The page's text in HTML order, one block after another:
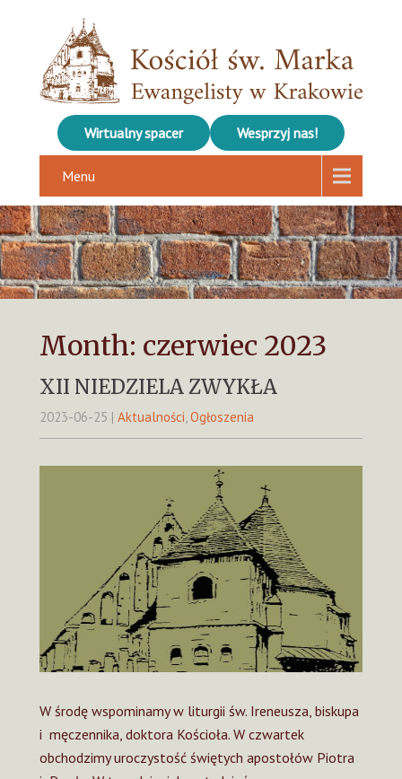
Wirtualny spacer Wesprzyj nas!
Menu
Month: czerwiec 2023
XII NIEDZIELA ZWYKŁA
2023-06-25 | Aktualności Ogłoszenia
W środę wspominamy w liturgii św. Ireneusza, biskupa
i męczennika, doktora Kościoła. W czwartek
obchodzimy uroczystość świętych apostołów Piotra